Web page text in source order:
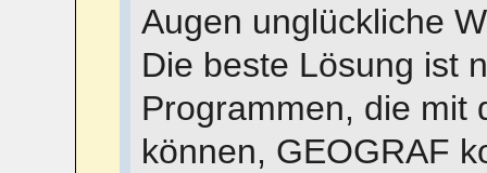
Augen unglückliche
Die beste Lösung ist
Programmen, die mit
können, GEOGRAF